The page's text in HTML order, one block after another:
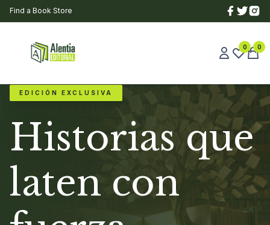
Find a Book Store
0 0
EDICIÓN EXCLUSIVA
Historias que
laten con